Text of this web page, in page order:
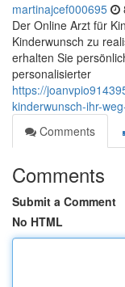
martinajcef000695
Der Online Arzt für
Kinderwunsch zu
erhalten Sie
personalisierter
https://
kinderwunsch-ihr-
Comments
Comments
Submit a Comment
No HTML